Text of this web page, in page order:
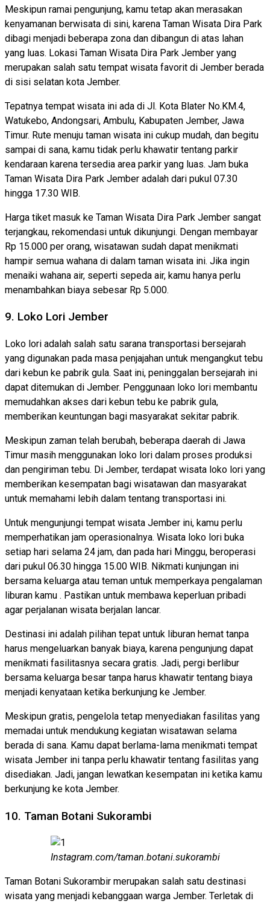
Meskipun ramai pengunjung, kamu tetap akan merasakan
kenyamanan berwisata di sini, karena Taman Wisata Dira Park
dibagi menjadi beberapa zona dan dibangun di atas lahan
yang luas. Lokasi Taman Wisata Dira Park Jember yang
merupakan salah satu tempat wisata favorit di Jember berada
di sisi selatan kota Jember.
Tepatnya tempat wisata ini ada di Jl. Kota Blater No.KM.4,
Watukebo, Andongsari, Ambulu, Kabupaten Jember, Jawa
Timur. Rute menuju taman wisata ini cukup mudah, dan begitu
sampai di sana, kamu tidak perlu khawatir tentang parkir
kendaraan karena tersedia area parkir yang luas. Jam buka
Taman Wisata Dira Park Jember adalah dari pukul 07.30
hingga 17.30 WIB.
Harga tiket masuk ke Taman Wisata Dira Park Jember sangat
terjangkau, rekomendasi untuk dikunjungi. Dengan membayar
Rp 15.000 per orang, wisatawan sudah dapat menikmati
hampir semua wahana di dalam taman wisata ini. Jika ingin
menaiki wahana air, seperti sepeda air, kamu hanya perlu
menambahkan biaya sebesar Rp 5.000.
9. Loko Lori Jember
Loko lori adalah salah satu sarana transportasi bersejarah
yang digunakan pada masa penjajahan untuk mengangkut tebu
dari kebun ke pabrik gula. Saat ini, peninggalan bersejarah ini
dapat ditemukan di Jember. Penggunaan loko lori membantu
memudahkan akses dari kebun tebu ke pabrik gula,
memberikan keuntungan bagi masyarakat sekitar pabrik.
Meskipun zaman telah berubah, beberapa daerah di Jawa
Timur masih menggunakan loko lori dalam proses produksi
dan pengiriman tebu. Di Jember, terdapat wisata loko lori yang
memberikan kesempatan bagi wisatawan dan masyarakat
untuk memahami lebih dalam tentang transportasi ini.
Untuk mengunjungi tempat wisata Jember ini, kamu perlu
memperhatikan jam operasionalnya. Wisata loko lori buka
setiap hari selama 24 jam, dan pada hari Minggu, beroperasi
dari pukul 06.30 hingga 15.00 WIB. Nikmati kunjungan ini
bersama keluarga atau teman untuk memperkaya pengalaman
liburan kamu . Pastikan untuk membawa keperluan pribadi
agar perjalanan wisata berjalan lancar.
Destinasi ini adalah pilihan tepat untuk liburan hemat tanpa
harus mengeluarkan banyak biaya, karena pengunjung dapat
menikmati fasilitasnya secara gratis. Jadi, pergi berlibur
bersama keluarga besar tanpa harus khawatir tentang biaya
menjadi kenyataan ketika berkunjung ke Jember.
Meskipun gratis, pengelola tetap menyediakan fasilitas yang
memadai untuk mendukung kegiatan wisatawan selama
berada di sana. Kamu dapat berlama-lama menikmati tempat
wisata Jember ini tanpa perlu khawatir tentang fasilitas yang
disediakan. Jadi, jangan lewatkan kesempatan ini ketika kamu
berkunjung ke kota Jember.
10. Taman Botani Sukorambi
Instagram.com/taman.botani.sukorambi
Taman Botani Sukorambir merupakan salah satu destinasi
wisata yang menjadi kebanggaan warga Jember. Terletak di